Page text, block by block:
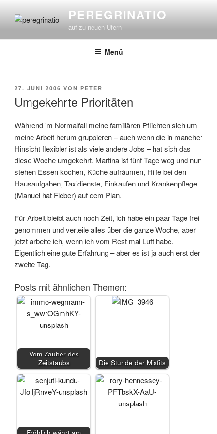
Inhalt
PEREGRINATIO
auf zu neuen Ufern
Menü
VERÖFFENTLICHT
27. JUNI 2006 VON PETER
Umgekehrte Prioritäten
Während im Normalfall meine familiären Pflichten sich um
meine Arbeit herum gruppieren – auch wenn die in mancher
Hinsicht flexibler ist als viele andere Jobs – hat sich das
diese Woche umgekehrt. Martina ist fünf Tage weg und nun
stehen Essen kochen, Küche aufräumen, Hilfe bei den
Hausaufgaben, Taxidienste, Einkaufen und Krankenpflege
(Manuel hat Fieber) auf dem Plan.
Für Arbeit bleibt auch noch Zeit, ich habe ein paar Tage frei
genommen und verteile alles über die ganze Woche, aber
jetzt arbeite ich, wenn ich vom Rest mal Luft habe.
Eigentlich eine gute Erfahrung – aber es ist ja auch erst der
zweite Tag.
Posts mit ähnlichen Themen:
Vom Zauber des
Zeitstaubs
Die Stunde der Misfits